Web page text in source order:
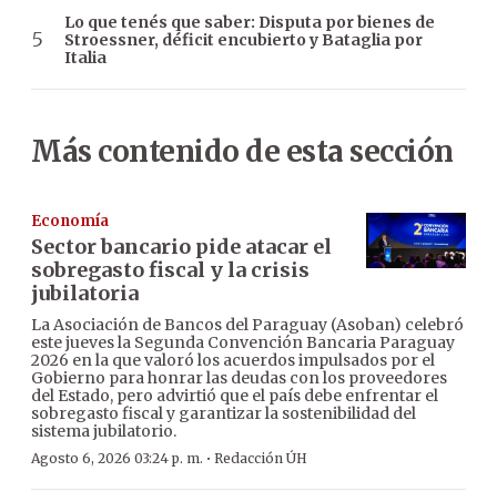
Lo que tenés que saber: Disputa por bienes de
Stroessner, déficit encubierto y Bataglia por
Italia
Más contenido de esta sección
Economía
Sector bancario pide atacar el
sobregasto fiscal y la crisis
jubilatoria
La Asociación de Bancos del Paraguay (Asoban) celebró
este jueves la Segunda Convención Bancaria Paraguay
2026 en la que valoró los acuerdos impulsados por el
Gobierno para honrar las deudas con los proveedores
del Estado, pero advirtió que el país debe enfrentar el
sobregasto fiscal y garantizar la sostenibilidad del
sistema jubilatorio.
Agosto 6, 2026 03:24 p. m. · Redacción ÚH